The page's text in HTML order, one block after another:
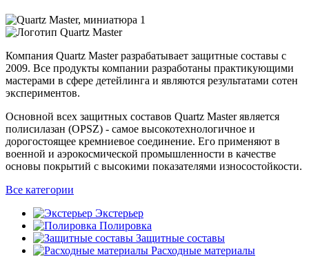
Компания Quartz Master разрабатывает защитные составы с
2009. Все продукты компании разработаны практикующими
мастерами в сфере детейлинга и являются результатами сотен
экспериментов.
Основной всех защитных составов Quartz Master является
полисилазан (OPSZ) - самое высокотехнологичное и
дорогостоящее кремниевое соединение. Его применяют в
военной и аэрокосмической промышленности в качестве
основы покрытий с высокими показателями износостойкости.
Все категории
Экстерьер
Полировка
Защитные составы
Расходные материалы